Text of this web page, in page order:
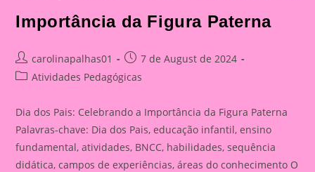
Importância da Figura Paterna
Post
author:
carolinapalhas01
Post
published:
7 de August de 2024
PostAtividades Pedagógicas
Dia dos Pais: Celebrando a Importância da Figura Paterna
Palavras-chave: Dia dos Pais, educação infantil, ensino
fundamental, atividades, BNCC, habilidades, sequência
didática, campos de experiências, áreas do conhecimento O